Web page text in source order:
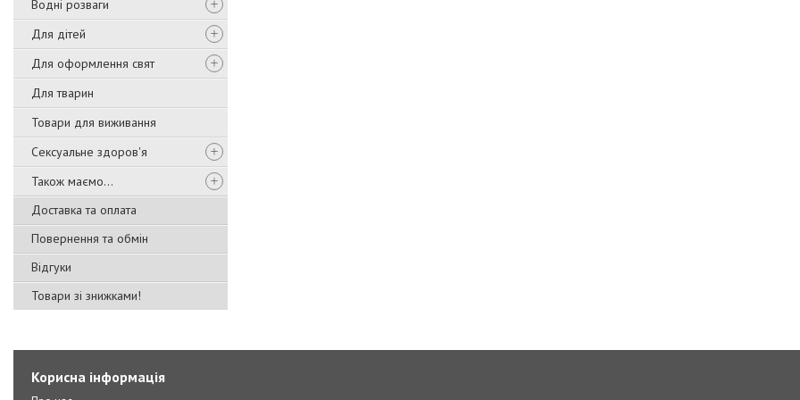
Водні розваги
Для дітей
Для оформлення свят
Для тварин
Товари для виживання
Сексуальне здоров'я
Також маємо...
Доставка та оплата
Повернення та обмін
Відгуки
Товари зі знижками!
Корисна інформація